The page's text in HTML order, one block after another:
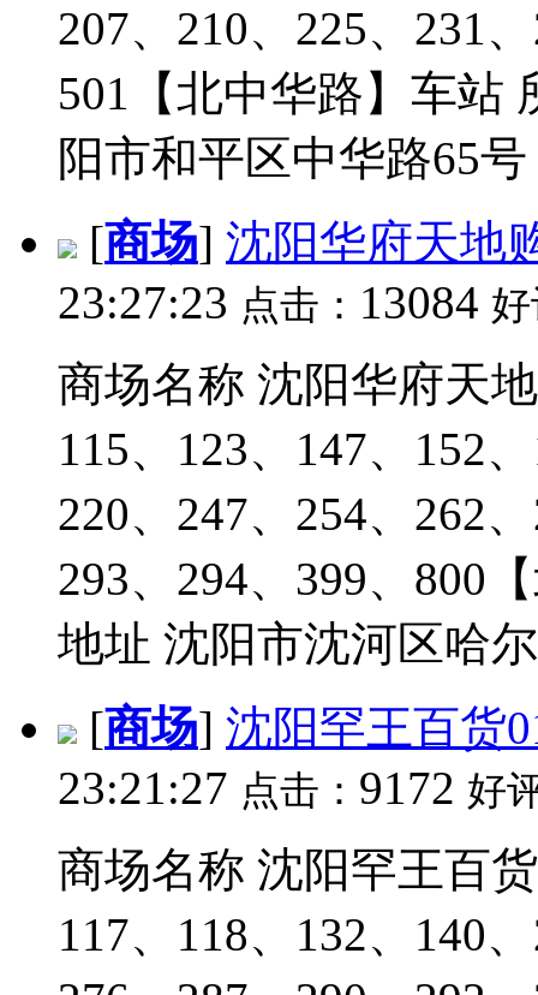
207、210、225、231
501【北中华路】车站
阳市和平区中华路65
[商场] 沈阳华府天地
23:27:23 点击： 13084
商场名称 沈阳华府天
115、123、147、152
220、247、254、262
293、294、399、800
地址 沈阳市沈河区哈
[商场] 沈阳罕王百货
23:21:27 点击： 9172 好
商场名称 沈阳罕王百
117、118、132、140